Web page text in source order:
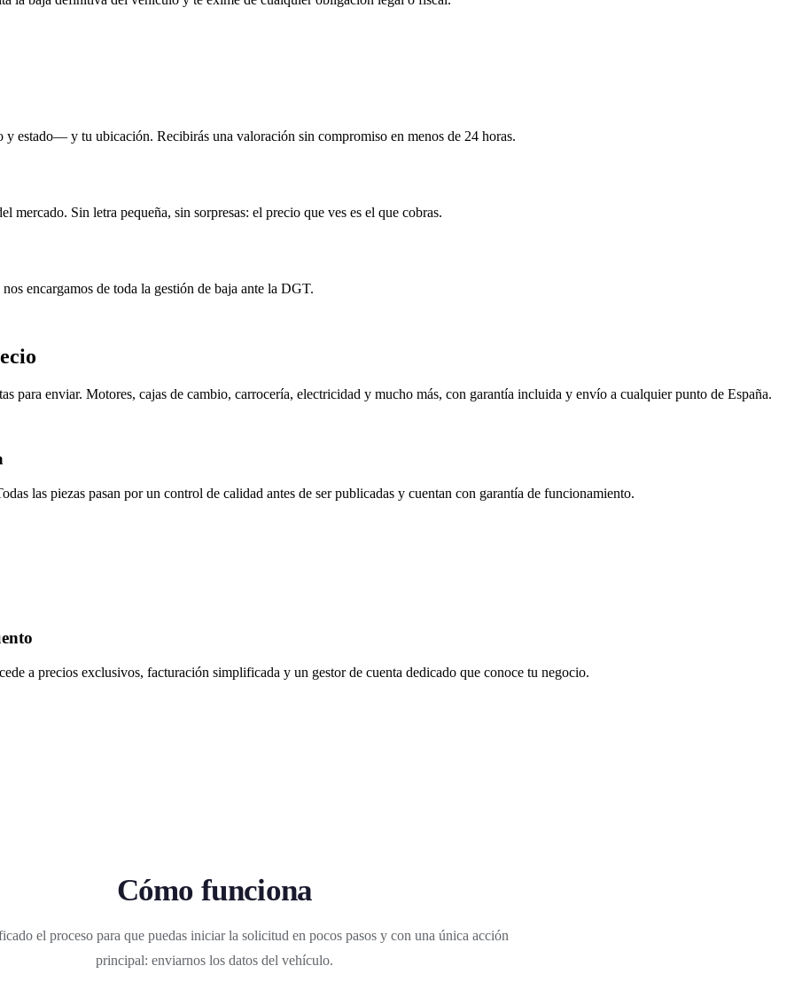
estado— y tu ubicación. Recibirás una valoración sin compromiso en menos de 24 horas.
Sin letra pequeña, sin sorpresas: el precio que ves es el que cobras.
encargamos de toda la gestión de baja ante la DGT.
para enviar. Motores, cajas de cambio, carrocería, electricidad y mucho más, con garantía incluida y envío a cualquier punto de España.
las piezas pasan por un control de calidad antes de ser publicadas y cuentan con garantía de funcionamiento.
a precios exclusivos, facturación simplificada y un gestor de cuenta dedicado que conoce tu negocio.
Cómo funciona
el proceso para que puedas iniciar la solicitud en pocos pasos y con una única acción
principal: enviarnos los datos del vehículo.